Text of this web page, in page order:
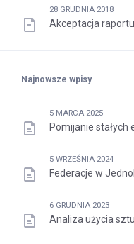
28 GRUDNIA 2018
Akceptacja
Najnowsze wpisy
5 MARCA 2025
Pomijanie
5 WRZEŚNIA 2024
Federacje w
6 GRUDNIA 2023
Analiza użycia